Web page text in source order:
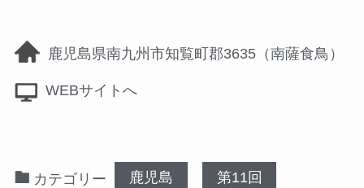
鹿児島県南九州市知覧町郡3635（南薩食鳥）
WEBサイトへ
カテゴリー 鹿児島 第11回